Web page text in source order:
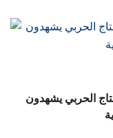
الطلاب
الدراسات العليا
الحربي يشهدون